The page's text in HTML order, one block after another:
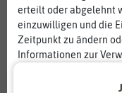
erteilt oder abgelehnt
einzuwilligen und die
Zeitpunkt zu ändern
Informationen zur